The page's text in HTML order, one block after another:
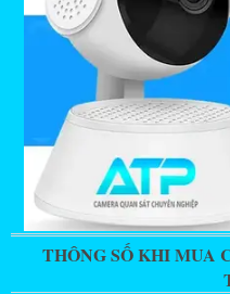
THÔNG SỐ KHI MUA